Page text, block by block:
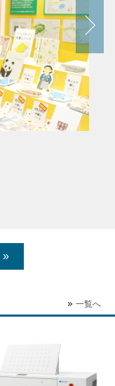
一覧へ